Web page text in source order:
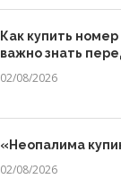
Как купить
важно знать
02/08/2026
«Неопалима
02/08/2026